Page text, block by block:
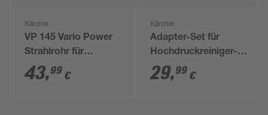
Kärcher
VP 145 Vario Power
Strahlrohr für
Hochdruckreiniger
43,99 €
Kärcher
Adapter-Set für
Hochdruckreiniger-
Verlängerungsschlauch,
2-teilig
29,99 €